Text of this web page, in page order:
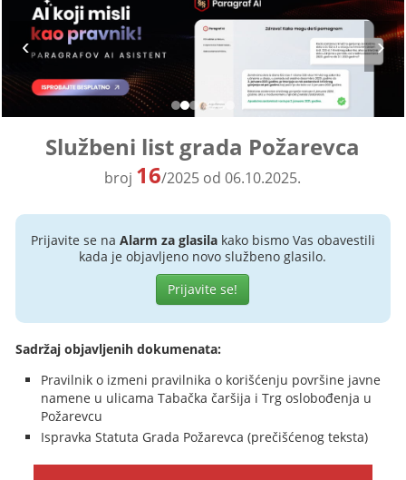
Službeni list grada Požarevca
broj 16/2025 od 06.10.2025.
Prijavite se na Alarm za glasilakako bismo Vas obavestili
kada je objavljeno novo službeno glasilo.
Prijavite se!
Sadržaj objavljenih dokumenata:
Pravilnik o izmeni pravilnika o korišćenju površine javne
namene u ulicama Tabačka čaršija i Trg oslobođenja u
Požarevcu
Ispravka Statuta Grada Požarevca (prečišćenog teksta)